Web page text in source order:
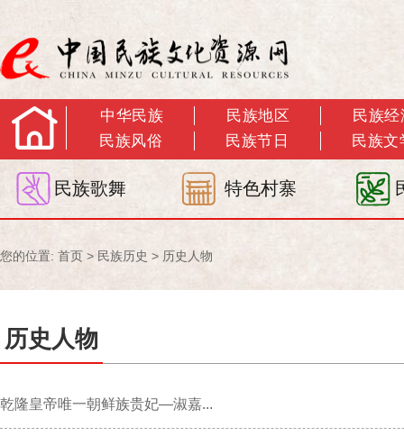
中华民族 民族地区
民族经
民族风俗
民族节日 民族文
民族歌舞 特色村寨
您的位置: 首页 > 民族历史 > 历史人物
历史人物
乾隆皇帝唯一朝鲜族贵妃—淑嘉...